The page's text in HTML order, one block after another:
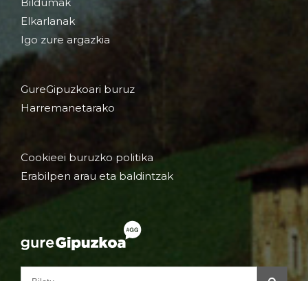
Elkarlanak
Igo zure argazkia
GureGipuzkoari buruz
Harremanetarako
Cookieei buruzko politika
Erabilpen arau eta baldintzak